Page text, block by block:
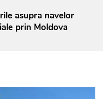
asupra navelor
prin Moldova